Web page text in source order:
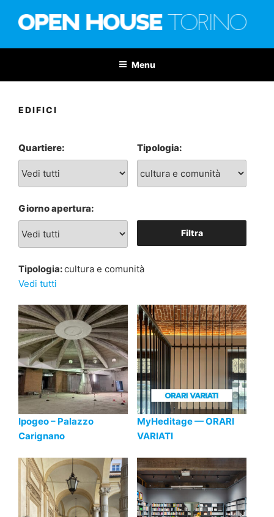
Menu
EDIFICI
Quartiere: Tipologia:
Giorno apertura:
Filtra
Tipologia:cultura e comunità
Vedi tutti
Ipogeo – Palazzo
Carignano
MyHeditage — ORARI
VARIATI